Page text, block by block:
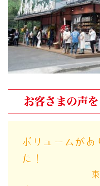
お客さまの声を
ボリュームがあ
た！
東京